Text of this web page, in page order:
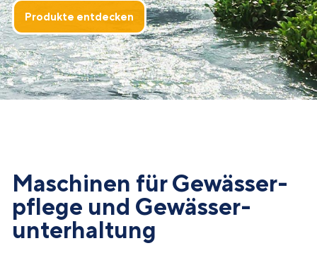
Produkte entdecken
Maschinen für Gewässer­
pflege und Gewässer­
unterhaltung